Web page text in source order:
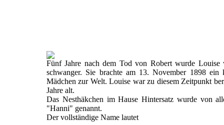
Fünf Jahre nach dem Tod von Robert wurde Louise
schwanger. Sie brachte am 13. November 1898 ein
Mädchen zur Welt. Louise war zu diesem Zeitpunkt
Jahre alt.
Das Nesthäkchen im Hause Hintersatz wurde von
"Hanni" genannt.
Der vollständige Name lautet